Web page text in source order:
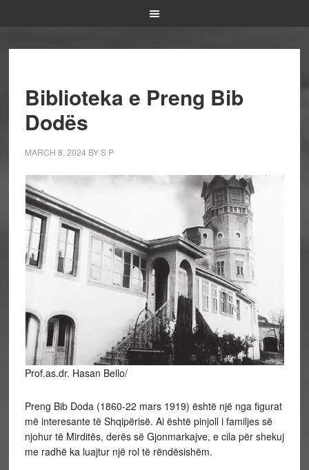
Biblioteka e Preng Bib
Dodës
MARCH 8, 2024 BYS P
Prof.as.dr. Hasan Bello/
Preng Bib Doda (1860-22 mars 1919) është një nga figurat
më interesante të Shqipërisë. Ai është pinjoll i familjes së
njohur të Mirditës, derës së Gjonmarkajve, e cila për shekuj
me radhë ka luajtur një rol të rëndësishëm.